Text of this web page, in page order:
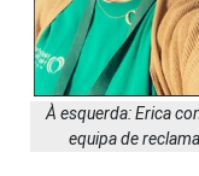
À esquerda: Erica
equipa de